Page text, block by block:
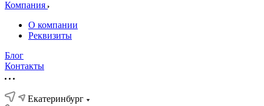
Компания
О компании
Реквизиты
Блог
Контакты
Екатеринбург